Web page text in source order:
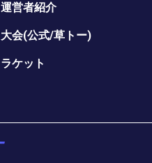
運営者紹介
大会(公式/草トー)
ラケット